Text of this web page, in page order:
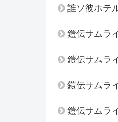
誰ソ彼ホテ
鎧伝サムラ
鎧伝サムラ
鎧伝サムラ
鎧伝サムラ